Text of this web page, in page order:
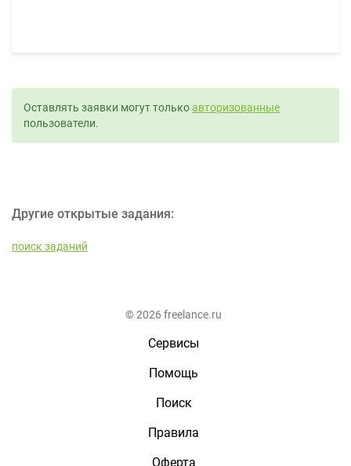
Оставлять заявки могут толькоавторизованные
пользователи.
Другие открытые задания:
поиск заданий
© 2026 freelance.ru
Сервисы
Помощь
Поиск
Правила
Оферта